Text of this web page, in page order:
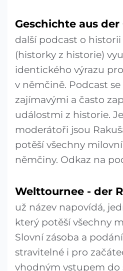
Geschichte aus
další podcast o
(historky z historie)
identického výrazu
v němčině. Podcast se
zajímavými a často
událostmi z historie.
moderátoři jsou
potěší všechny
němčiny. Odkaz na
Welttournee - der
už název napovídá,
který potěší všechny
Slovní zásoba a
stravitelné i pro
vhodným vstupem do